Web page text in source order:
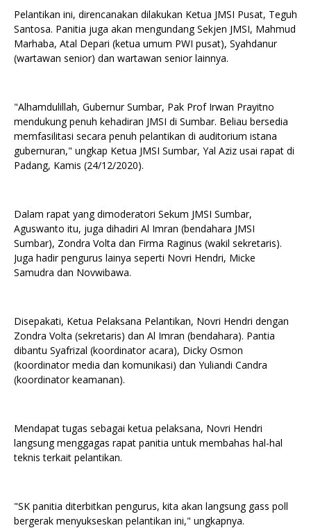
Pelantikan ini, direncanakan dilakukan Ketua JMSI Pusat, Teguh
Santosa. Panitia juga akan mengundang Sekjen JMSI, Mahmud
Marhaba, Atal Depari (ketua umum PWI pusat), Syahdanur
(wartawan senior) dan wartawan senior lainnya.
"Alhamdulillah, Gubernur Sumbar, Pak Prof Irwan Prayitno
mendukung penuh kehadiran JMSI di Sumbar. Beliau bersedia
memfasilitasi secara penuh pelantikan di auditorium istana
gubernuran," ungkap Ketua JMSI Sumbar, Yal Aziz usai rapat di
Padang, Kamis (24/12/2020).
Dalam rapat yang dimoderatori Sekum JMSI Sumbar,
Aguswanto itu, juga dihadiri Al Imran (bendahara JMSI
Sumbar), Zondra Volta dan Firma Raginus (wakil sekretaris).
Juga hadir pengurus lainya seperti Novri Hendri, Micke
Samudra dan Novwibawa.
Disepakati, Ketua Pelaksana Pelantikan, Novri Hendri dengan
Zondra Volta (sekretaris) dan Al Imran (bendahara). Pantia
dibantu Syafrizal (koordinator acara), Dicky Osmon
(koordinator media dan komunikasi) dan Yuliandi Candra
(koordinator keamanan).
Mendapat tugas sebagai ketua pelaksana, Novri Hendri
langsung menggagas rapat panitia untuk membahas hal-hal
teknis terkait pelantikan.
"SK panitia diterbitkan pengurus, kita akan langsung gass poll
bergerak menyukseskan pelantikan ini," ungkapnya.